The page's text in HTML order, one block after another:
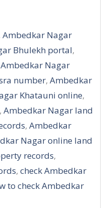
Ambedkar Nagar
Bhulekh portal,
Ambedkar Nagar
number, Ambedkar
Khatauni online,
, Ambedkar Nagar land
, Ambedkar
Nagar online land
records,
, check Ambedkar
to check Ambedkar